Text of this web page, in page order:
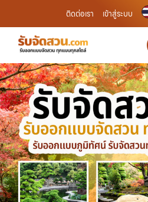
ติดต่อเรา เข้าสู่ระบบ